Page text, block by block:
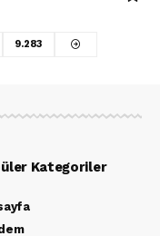
9.283
Kategoriler